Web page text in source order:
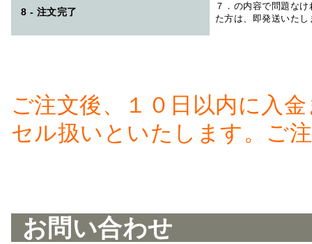
8 - 注文完了
７．の内容で問題な
た方は、即発送いたし
ご注文後、１０日以内に入
セル扱いといたします。ご
お問い合わせ